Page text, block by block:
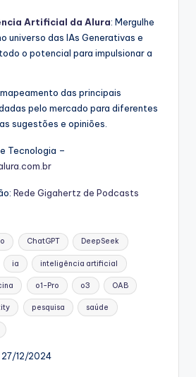
Artificial da Alura: Mergulhe
universo das IAs Generativas e
o potencial para impulsionar a
mapeamento das principais
pelo mercado para diferentes
sugestões e opiniões.
Tecnologia –
Rede Gigahertz de Podcasts
ChatGPT DeepSeek
ia inteligência artificial
o1-Pro o3 OAB
pesquisa saúde
12/2024